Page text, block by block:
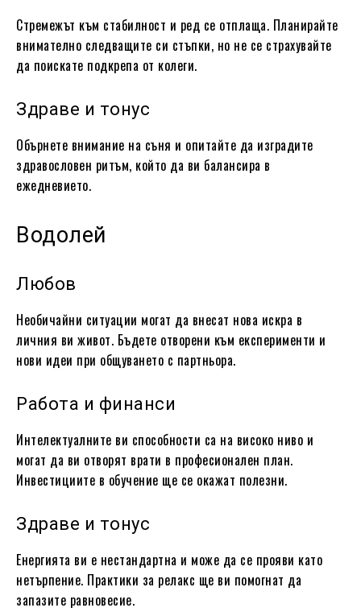
Стремежът към стабилност и ред се отплаща. Планирайте
внимателно следващите си стъпки, но не се страхувайте
да поискате подкрепа от колеги.
Здраве и тонус
Обърнете внимание на съня и опитайте да изградите
здравословен ритъм, който да ви балансира в
ежедневието.
Водолей
Любов
Необичайни ситуации могат да внесат нова искра в
личния ви живот. Бъдете отворени към експерименти и
нови идеи при общуването с партньора.
Работа и финанси
Интелектуалните ви способности са на високо ниво и
могат да ви отворят врати в професионален план.
Инвестициите в обучение ще се окажат полезни.
Здраве и тонус
Енергията ви е нестандартна и може да се прояви като
нетърпение. Практики за релакс ще ви помогнат да
запазите равновесие.